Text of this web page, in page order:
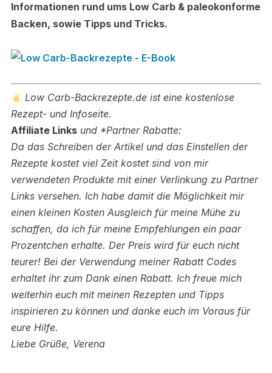
Informationen rund ums Low Carb & paleokonforme
Backen, sowie Tipps und Tricks.
Low Carb-Backrezepte.de ist eine kostenlose
Rezept- und Infoseite.
Affiliate Linksund *Partner Rabatte:
Da das Schreiben der Artikel und das Einstellen der
Rezepte kostet viel Zeit kostet sind von mir
verwendeten Produkte mit einer Verlinkung zu Partner
Links versehen. Ich habe damit die Möglichkeit mir
einen kleinen Kosten Ausgleich für meine Mühe zu
schaffen, da ich für meine Empfehlungen ein paar
Prozentchen erhalte. Der Preis wird für euch nicht
teurer! Bei der Verwendung meiner Rabatt Codes
erhaltet ihr zum Dank einen Rabatt. Ich freue mich
weiterhin euch mit meinen Rezepten und Tipps
inspirieren zu können und danke euch im Voraus für
eure Hilfe.
Liebe Grüße, Verena